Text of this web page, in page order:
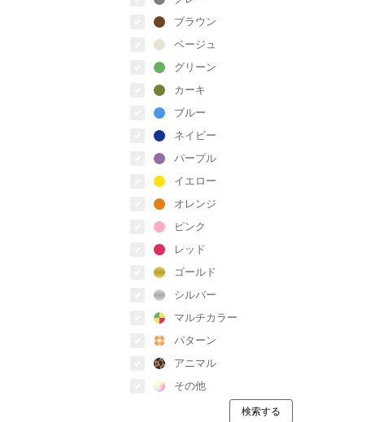
ブラウン
ベージュ
グリーン
カーキ
ブルー
ネイビー
パープル
イエロー
オレンジ
ピンク
レッド
ゴールド
シルバー
マルチカラー
パターン
アニマル
その他